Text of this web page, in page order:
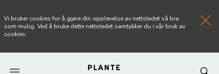
Vi bruker cookies for å gjøre din opplevelse av nettstedet så bra
som mulig. Ved å bruke dette nettstedet samtykker du i vår bruk av
cookies.